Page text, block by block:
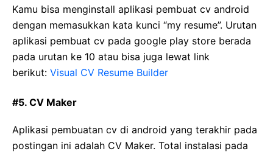
Kamu bisa menginstall aplikasi pembuat cv android
dengan memasukkan kata kunci “my resume”. Urutan
aplikasi pembuat cv pada google play store berada
pada urutan ke 10 atau bisa juga lewat link
berikut: Visual CV Resume Builder
#5. CV Maker
Aplikasi pembuatan cv di android yang terakhir pada
postingan ini adalah CV Maker. Total instalasi pada